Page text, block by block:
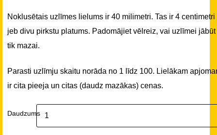
Noklusētais uzlīmes lielums ir 40 milimetri. Tas ir 4 centimetri
jeb divu pirkstu platums. Padomājiet vēlreiz, vai uzlīmei jābūt
tik mazai.
Parasti uzlīmju skaitu norāda no 1 līdz 100. Lielākam
ir cita pieeja un citas (daudz mazākas) cenas.
Daudzums